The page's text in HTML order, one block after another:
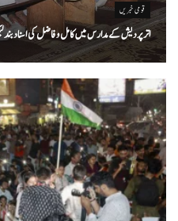
قومی خبریں
اتر پردیش کےمدارس میں کامل و فاضل کی اسناد بند